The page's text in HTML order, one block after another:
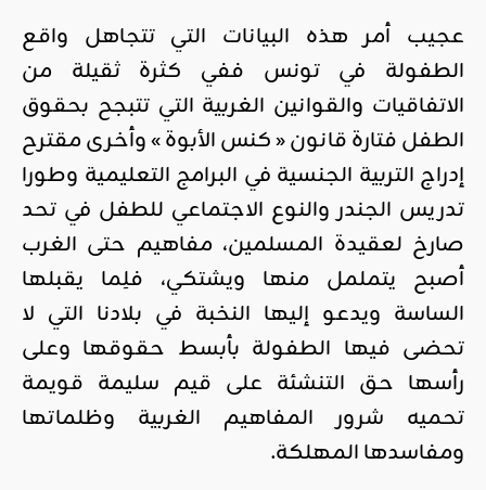
عجيب أمر هذه البيانات التي تتجاهل واقع
الطفولة في تونس ففي كثرة ثقيلة من
الاتفاقيات والقوانين الغربية التي تتبجح بحقوق
الطفل فتارة قانون « كنس الأبوة » وأخرى مقترح
إدراج التربية الجنسية في البرامج التعليمية وطورا
تدريس الجندر والنوع الاجتماعي للطفل في تحد
صارخ لعقيدة المسلمين، مفاهيم حتى الغرب
أصبح يتململ منها ويشتكي، فلِما يقبلها
الساسة ويدعو إليها النخبة في بلادنا التي لا
تحضى فيها الطفولة بأبسط حقوقها وعلى
رأسها حق التنشئة على قيم سليمة قويمة
تحميه شرور المفاهيم الغربية وظلماتها
ومفاسدها المهلكة.